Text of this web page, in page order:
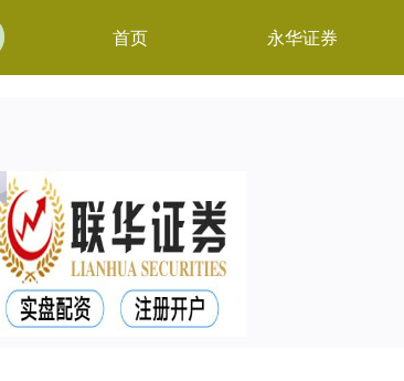
首页 永华证券